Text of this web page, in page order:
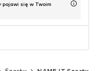
się w Twoim